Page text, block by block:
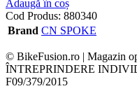
Adaugă în coș
Cod Produs: 880340
Brand CN SPOKE
© BikeFusion.ro | Magazin
ÎNTREPRINDERE
F09/379/2015